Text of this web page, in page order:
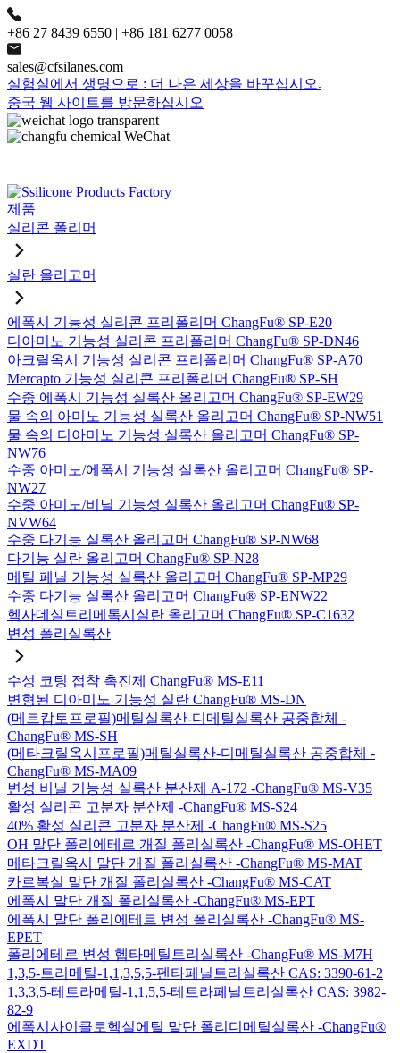
+86 27 8439 6550 | +86 181 6277 0058
sales@cfsilanes.com
실험실에서 생명으로 : 더 나은 세상을 바꾸십시오.
중국 웹 사이트를 방문하십시오
제품
실리콘 폴리머
실란 올리고머
에폭시 기능성 실리콘 프리폴리머 ChangFu® SP-E20
디아미노 기능성 실리콘 프리폴리머 ChangFu® SP-DN46
아크릴옥시 기능성 실리콘 프리폴리머 ChangFu® SP-A70
Mercapto 기능성 실리콘 프리폴리머 ChangFu® SP-SH
수중 에폭시 기능성 실록산 올리고머 ChangFu® SP-EW29
물 속의 아미노 기능성 실록산 올리고머 ChangFu® SP-NW51
물 속의 디아미노 기능성 실록산 올리고머 ChangFu® SP-
NW76
수중 아미노/에폭시 기능성 실록산 올리고머 ChangFu® SP-
NW27
수중 아미노/비닐 기능성 실록산 올리고머 ChangFu® SP-
NVW64
수중 다기능 실록산 올리고머 ChangFu® SP-NW68
다기능 실란 올리고머 ChangFu® SP-N28
메틸 페닐 기능성 실록산 올리고머 ChangFu® SP-MP29
수중 다기능 실록산 올리고머 ChangFu® SP-ENW22
헥사데실트리메톡시실란 올리고머 ChangFu® SP-C1632
변성 폴리실록산
수성 코팅 접착 촉진제 ChangFu® MS-E11
변형된 디아미노 기능성 실란 ChangFu® MS-DN
(메르캅토프로필)메틸실록산-디메틸실록산 공중합체 -
ChangFu® MS-SH
(메타크릴옥시프로필)메틸실록산-디메틸실록산 공중합체 -
ChangFu® MS-MA09
변성 비닐 기능성 실록산 분산제 A-172 -ChangFu® MS-V35
활성 실리콘 고분자 분산제 -ChangFu® MS-S24
40% 활성 실리콘 고분자 분산제 -ChangFu® MS-S25
OH 말단 폴리에테르 개질 폴리실록산 -ChangFu® MS-OHET
메타크릴옥시 말단 개질 폴리실록산 -ChangFu® MS-MAT
카르복실 말단 개질 폴리실록산 -ChangFu® MS-CAT
에폭시 말단 개질 폴리실록산 -ChangFu® MS-EPT
에폭시 말단 폴리에테르 변성 폴리실록산 -ChangFu® MS-
EPET
폴리에테르 변성 헵타메틸트리실록산 -ChangFu® MS-M7H
1,3,5-트리메틸-1,1,3,5,5-펜타페닐트리실록산 CAS: 3390-61-2
1,3,3,5-테트라메틸-1,1,5,5-테트라페닐트리실록산 CAS: 3982-
82-9
에폭시사이클로헥실에틸 말단 폴리디메틸실록산 -ChangFu®
EXDT